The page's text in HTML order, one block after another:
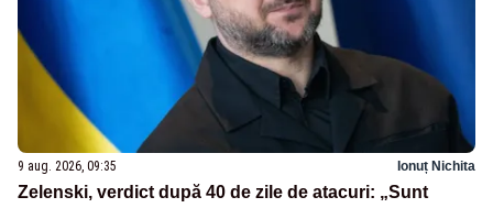
9 aug. 2026, 09:35 Ionuț Nichita
Zelenski, verdict după 40 de zile de atacuri: „Sunt